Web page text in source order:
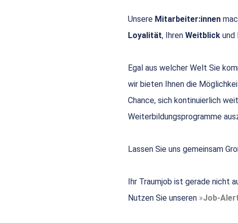
Unsere Mitarbeiter:innen
Loyalität, Ihren Weitblick und
Egal aus welcher Welt Sie
wir bieten Ihnen die
Chance, sich kontinuierlich
Weiterbildungsprogramme
Lassen Sie uns gemeinsam
Ihr Traumjob ist gerade nicht
Nutzen Sie unseren
Job-